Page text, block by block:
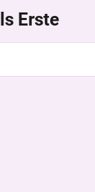
Erste